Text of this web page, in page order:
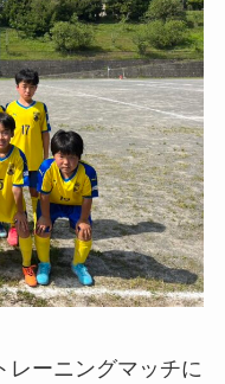
レーニングマッチに